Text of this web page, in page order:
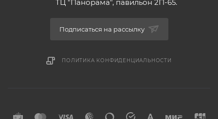
ТЦ "Панорама", павильон 2П-65.
Подписаться на рассылку
ПОЛИТИКА КОНФИДЕНЦИАЛЬНОСТИ